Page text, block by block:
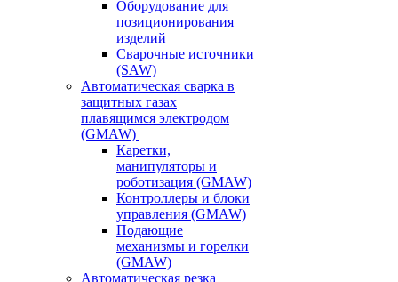
Оборудование для
позиционирования
изделий
Сварочные источники
(SAW)
Автоматическая сварка в
защитных газах
плавящимся электродом
(GMAW)
Каретки,
манипуляторы и
роботизация (GMAW)
Контроллеры и блоки
управления (GMAW)
Подающие
механизмы и горелки
(GMAW)
Автоматическая резка